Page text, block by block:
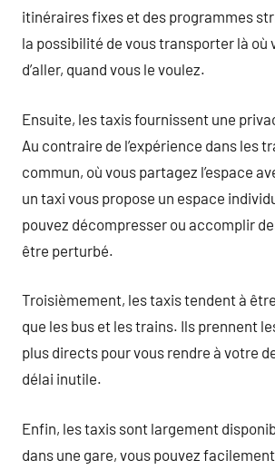
itinéraires fixes et des programmes
la possibilité de vous transporter là où
d’aller, quand vous le voulez.
Ensuite, les taxis fournissent une
Au contraire de l’expérience dans les
commun, où vous partagez l’espace
un taxi vous propose un espace
pouvez décompresser ou accomplir
être perturbé.
Troisièmement, les taxis tendent à
que les bus et les trains. Ils prennent
plus directs pour vous rendre à votre
délai inutile.
Enfin, les taxis sont largement
dans une gare, vous pouvez